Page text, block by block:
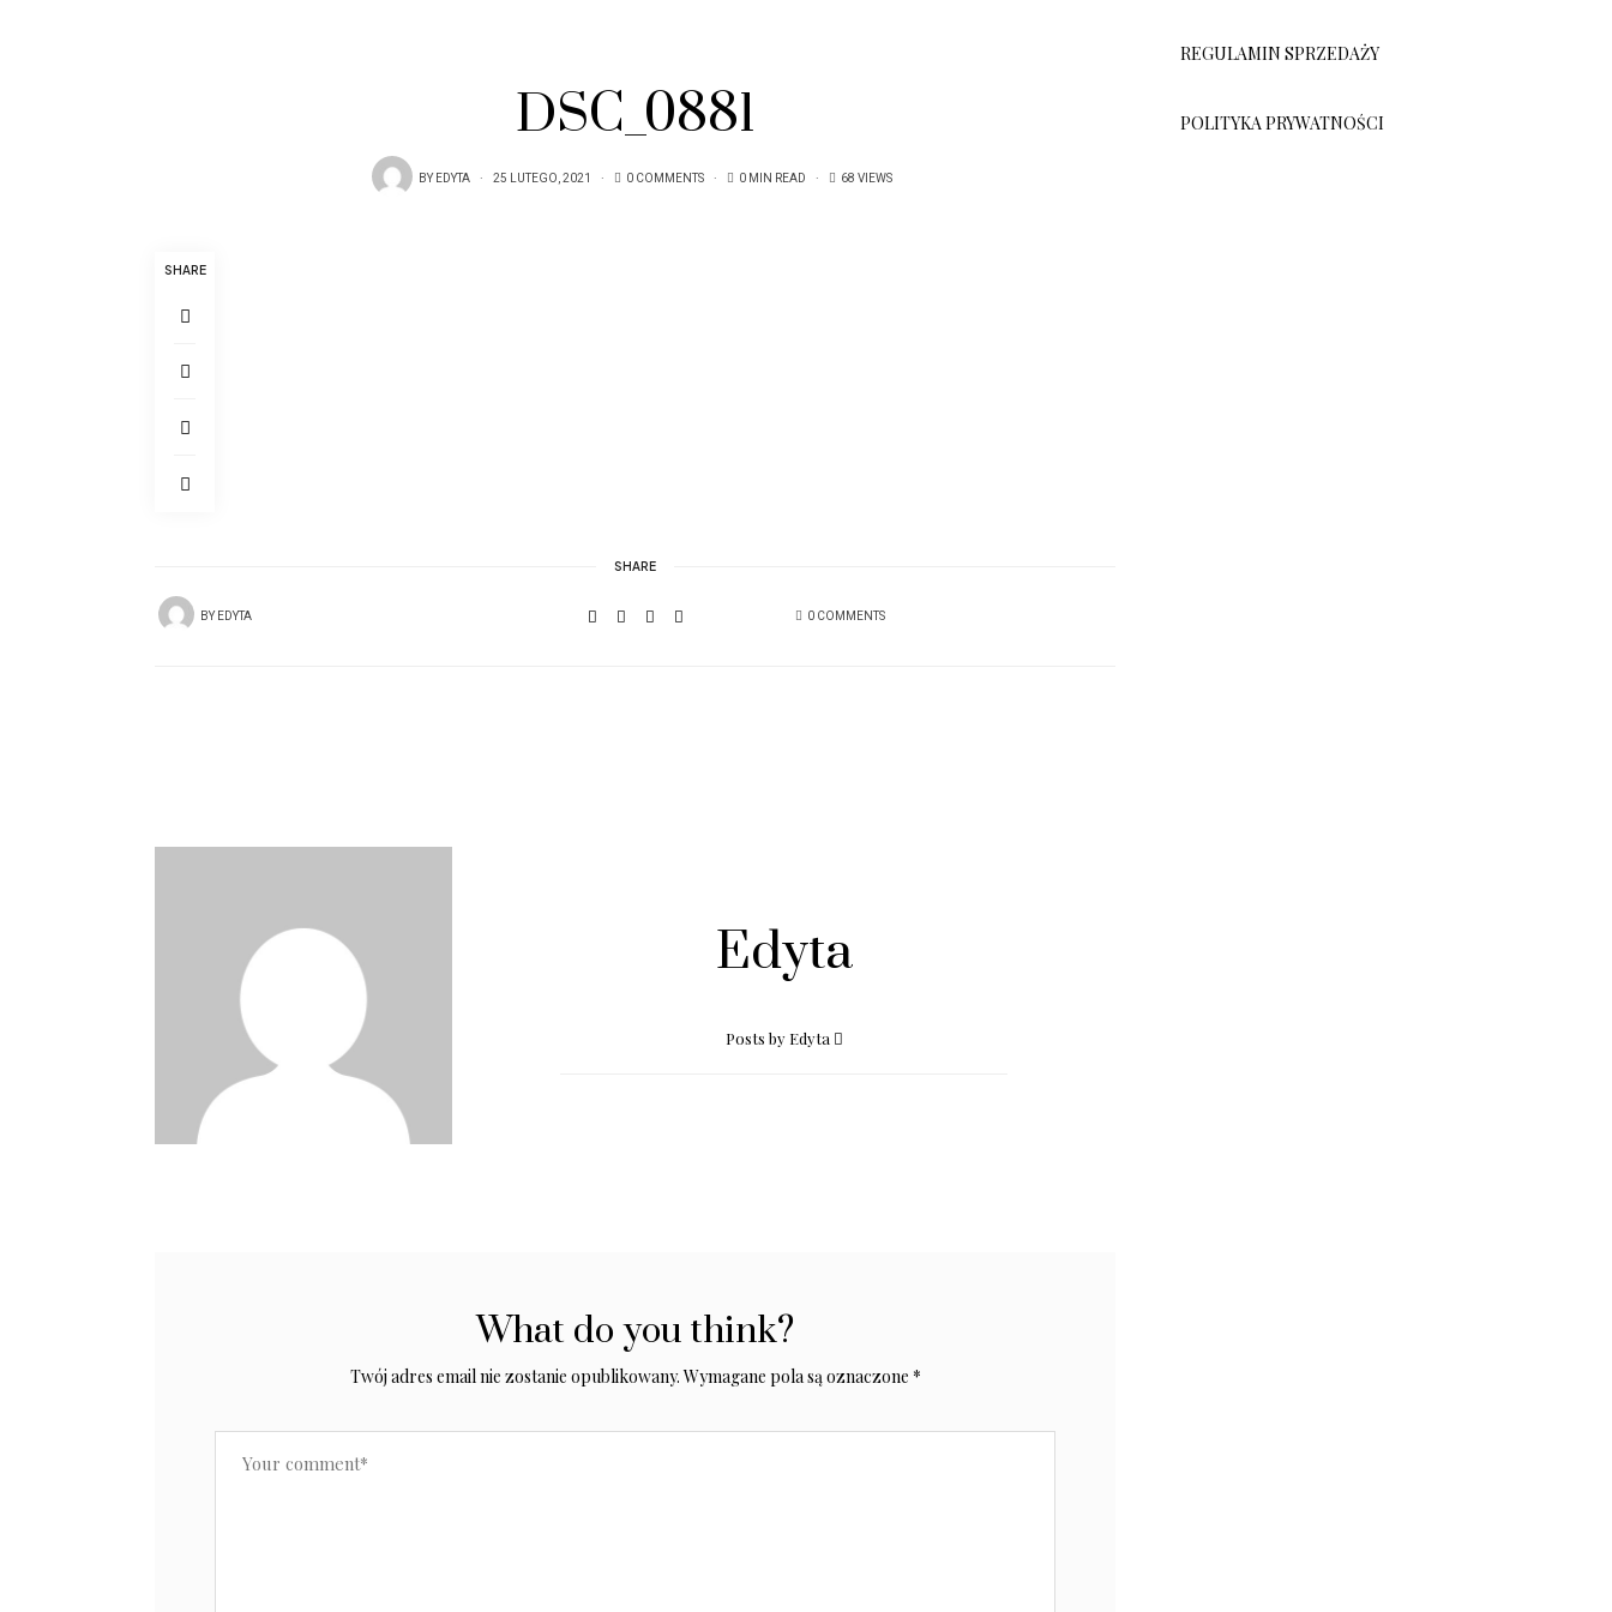
DSC_0881
BYEDYTA 25 LUTEGO, 2021 0 COMMENTS 0 MIN READ 68 VIEWS
SHARE
SHARE
BYEDYTA 0 COMMENTS
Edyta
Posts by Edyta
What do you think?
Twój adres email nie zostanie opublikowany.Wymagane pola są oznaczone *
REGULAMIN SPRZEDAŻY
POLITYKA PRYWATNOŚCI